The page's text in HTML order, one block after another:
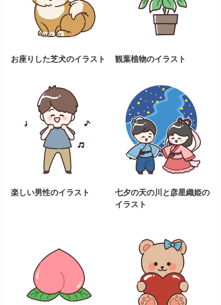
お座りした芝犬のイラスト 観葉植物のイラスト
楽しい男性のイラスト
七夕の天の川と彦星織姫の
イラスト